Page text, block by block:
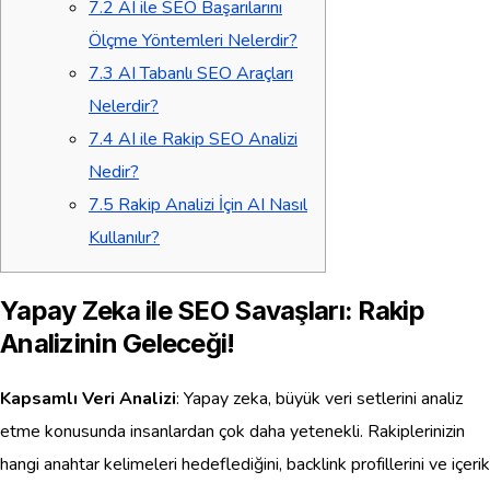
7.2 AI ile SEO Başarılarını
Ölçme Yöntemleri Nelerdir?
7.3 AI Tabanlı SEO Araçları
Nelerdir?
7.4 AI ile Rakip SEO Analizi
Nedir?
7.5 Rakip Analizi İçin AI Nasıl
Kullanılır?
Yapay Zeka ile SEO Savaşları: Rakip
Analizinin Geleceği!
Kapsamlı Veri Analizi: Yapay zeka, büyük veri setlerini analiz
etme konusunda insanlardan çok daha yetenekli. Rakiplerinizin
hangi anahtar kelimeleri hedeflediğini, backlink profillerini ve içerik